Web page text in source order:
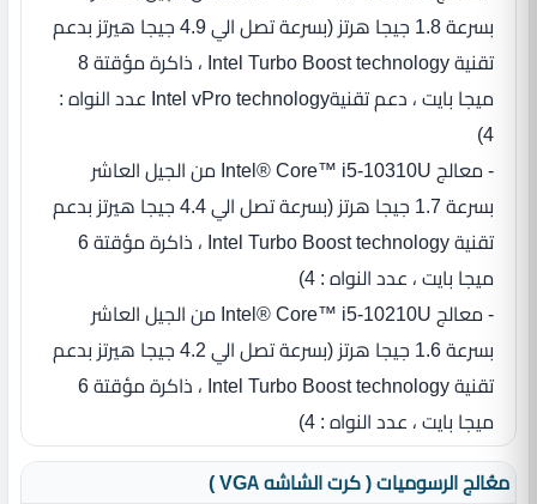
بسرعة 1.8 جيجا هرتز (بسرعة تصل الي 4.9 جيجا هيرتز بدعم
تقنية Intel Turbo Boost technology ، ذاكرة مؤقتة 8
ميجا بايت ، دعم تقنيةIntel vPro technology عدد النواه :
4)
- معالج Intel® Core™ i5-10310U من الجيل العاشر
بسرعة 1.7 جيجا هرتز (بسرعة تصل الي 4.4 جيجا هيرتز بدعم
تقنية Intel Turbo Boost technology ، ذاكرة مؤقتة 6
ميجا بايت ، عدد النواه : 4)
- معالج Intel® Core™ i5-10210U من الجيل العاشر
بسرعة 1.6 جيجا هرتز (بسرعة تصل الي 4.2 جيجا هيرتز بدعم
تقنية Intel Turbo Boost technology ، ذاكرة مؤقتة 6
ميجا بايت ، عدد النواه : 4)
معُالج الرسوميات ( كرت الشاشه VGA )